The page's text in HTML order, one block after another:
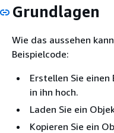
Grundlagen
Wie das aussehen
Beispielcode:
Erstellen Sie
in ihn hoch.
Laden Sie ein
Kopieren Sie ein